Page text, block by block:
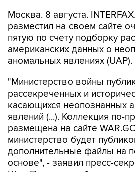
пятую по счету подборку
американских данных о
аномальных явлениях (UAP).
"Министерство войны
касающихся неопознанных
явлений (...). Коллекция по-
размещена на сайте
министерство будет
дополнительные файлы на
основе", - заявил пресс-
Шон Парнелл, добавив, что
работа над следующей